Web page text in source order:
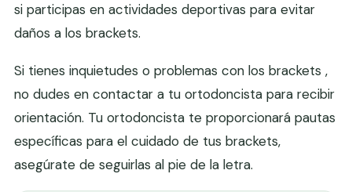
si participas en actividades deportivas para evitar
daños a los brackets.
Si tienes inquietudes o problemas con los brackets ,
no dudes en contactar a tu ortodoncista para recibir
orientación. Tu ortodoncista te proporcionará pautas
específicas para el cuidado de tus brackets,
asegúrate de seguirlas al pie de la letra.